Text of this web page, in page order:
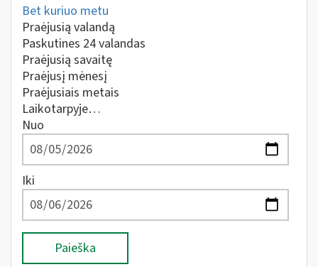
Bet kuriuo metu
Praėjusią valandą
Paskutines 24 valandas
Praėjusią savaitę
Praėjusį mėnesį
Praėjusiais metais
Laikotarpyje…
Nuo
Iki
Paieška